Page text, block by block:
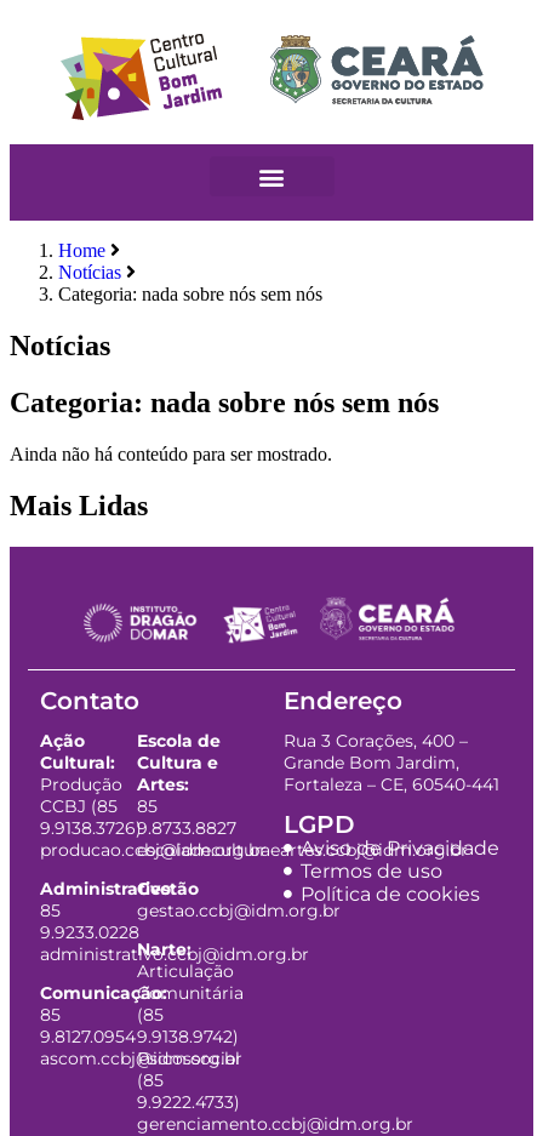
Home
Notícias
Categoria: nada sobre nós sem nós
Notícias
Categoria: nada sobre nós sem nós
Ainda não há conteúdo para ser mostrado.
Mais Lidas
Contato
Ação
Cultural:
Produção
CCBJ (85
9.9138.3726)
producao.ccbj@idm.org.br
Administrativo:
85
9.9233.0228
administrativo.ccbj@idm.org.br
Comunicação:
85
9.8127.0954
ascom.ccbj@idm.org.br
Escola de
Cultura e
Artes:
85
9.8733.8827
escoladeculturaeartes.ccbj@idm.org.br
Gestão
gestao.ccbj@idm.org.br
Narte:
Articulação
Comunitária
(85
9.9138.9742)
Psicossocial
(85
9.9222.4733)
gerenciamento.ccbj@idm.org.br
Endereço
Rua 3 Corações, 400 –
Grande Bom Jardim,
Fortaleza – CE, 60540-441
LGPD
Aviso de Privacidade
Termos de uso
Política de cookies